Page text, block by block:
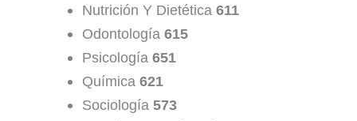
Nutrición Y Dietética 611
Odontología 615
Psicología 651
Química 621
Sociología 573